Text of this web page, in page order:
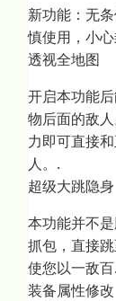
新功能：无
慎使用，小心
透视全地图
开启本功能
物后面的敌
力即可直接
人。.
超级大跳隐身
本功能并不
抓包，直接
使您以一敌百.
装备属性修改